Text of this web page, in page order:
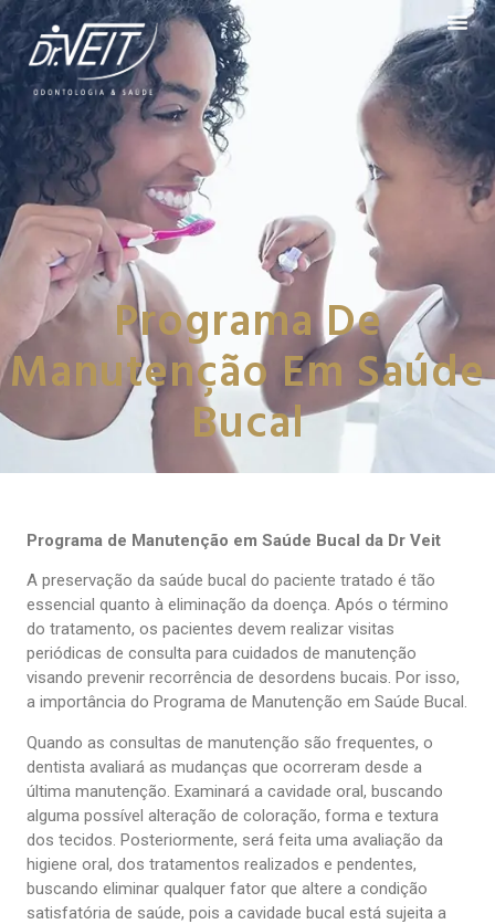
Programa De
Manutenção Em Saúde
Bucal
Programa de Manutenção em Saúde Bucal da Dr Veit
A preservação da saúde bucal do paciente tratado é tão
essencial quanto à eliminação da doença. Após o término
do tratamento, os pacientes devem realizar visitas
periódicas de consulta para cuidados de manutenção
visando prevenir recorrência de desordens bucais. Por isso,
a importância do Programa de Manutenção em Saúde Bucal.
Quando as consultas de manutenção são frequentes, o
dentista avaliará as mudanças que ocorreram desde a
última manutenção. Examinará a cavidade oral, buscando
alguma possível alteração de coloração, forma e textura
dos tecidos. Posteriormente, será feita uma avaliação da
higiene oral, dos tratamentos realizados e pendentes,
buscando eliminar qualquer fator que altere a condição
satisfatória de saúde, pois a cavidade bucal está sujeita a